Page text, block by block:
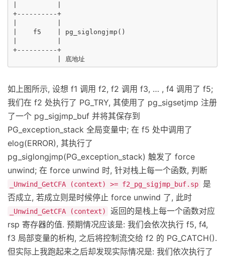
+----------+
|    f5    | pg_siglongjmp()
+----------+
如上图所示, 设想 f1 调用 f2, f2 调用 f3, … , f4 调用了 f5;
我们在 f2 处执行了 PG_TRY, 其使用了 pg_sigsetjmp 注册
了一个 pg_sigjmp_buf 并将其保存到
PG_exception_stack 全局变量中; 在 f5 处中调用了
elog(ERROR), 其执行了
pg_siglongjmp(PG_exception_stack) 触发了 force
unwind; 在 force unwind 时, 针对栈上每一个函数, 判断
_Unwind_GetCFA (context) >= f2_pg_sigjmp_buf.sp
是
否成立, 若成立则是时候停止 force unwind 了, 此时
_Unwind_GetCFA (context)
返回的是栈上每一个函数对应
rsp 寄存器的值. 预期情况应该是: 我们会依次执行 f5, f4,
f3 局部变量的析构, 之后将控制流交给 f2 的 PG_CATCH().
但实际上我跑起来之后却发现实际情况是: 我们依次执行了